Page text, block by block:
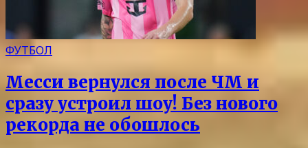
ФУТБОЛ
Месси вернулся после ЧМ и
сразу устроил шоу! Без нового
рекорда не обошлось